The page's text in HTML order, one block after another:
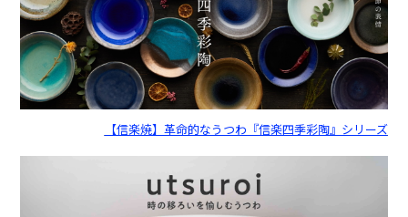
【信楽焼】革命的なうつわ『信楽四季彩陶』シリーズ